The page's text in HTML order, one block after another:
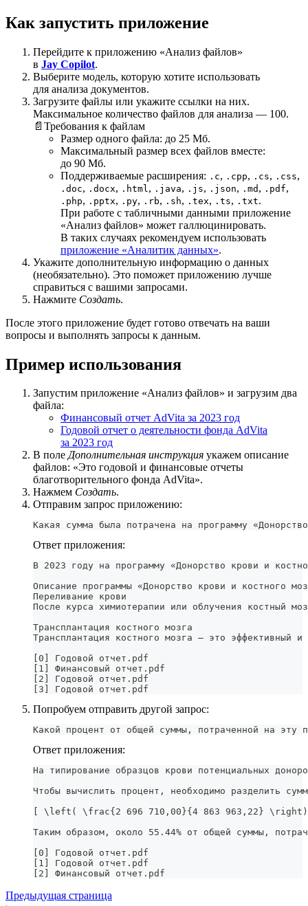
Как запустить приложение
Перейдите к приложению «Анализ файлов»
в Jay Copilot.
Выберите модель, которую хотите использовать
для анализа документов.
Загрузите файлы или укажите ссылки на них.
Максимальное количество файлов для анализа — 100.
📄 Требования к файлам
Размер одного файла: до 25 Мб.
Максимальный размер всех файлов вместе:
до 90 Мб.
Поддерживаемые расширения: .c, .cpp, .cs, .css,
.doc, .docx, .html , .java, .js, .json, .md , .pdf,
.php, .pptx, .py, .rb, .sh, .tex, .ts, .txt.
При работе с табличными данными приложение
«Анализ файлов» может галлюцинировать.
В таких случаях рекомендуем использовать
приложение «Аналитик данных».
Укажите дополнительную информацию о данных
(необязательно). Это поможет приложению лучше
справиться с вашими запросами.
Нажмите Создать.
После этого приложение будет готово отвечать на ваши
вопросы и выполнять запросы к данным.
Пример использования
Запустим приложение «Анализ файлов» и загрузим два
файла:
Финансовый отчет AdVita за 2023 год
Годовой отчет о деятельности фонда AdVita
за 2023 год
В полеДополнительная инструкция укажем описание
файлов: «Это годовой и финансовые отчеты
благотворительного фонда AdVita».
Нажмем Создать.
Отправим запрос приложению:
Какая сумма была потрачена на программу
Ответ приложения:
В 2023 году на программу «Донорство крови и
Описание программы «Донорство крови и костного
Переливание крови
После курса химиотерапии или облучения костный
Трансплантация костного мозга
Трансплантация костного мозга – это эффективный
[0] Годовой отчет.pdf
[1] Финансовый отчет.pdf
[2] Годовой отчет.pdf
[3] Годовой отчет.pdf
Попробуем отправить другой запрос:
Какой процент от общей суммы, потраченной на эту
Ответ приложения:
На типирование образцов крови потенциальных
Чтобы вычислить процент, необходимо разделить
[ \left( \frac{2 696 710,00}{4 863 963,22} \right)
Таким образом, около 55.44% от общей суммы,
[0] Годовой отчет.pdf
[1] Годовой отчет.pdf
[2] Финансовый отчет.pdf
Предыдущая страница